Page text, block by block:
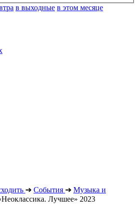
в выходные в этом месяце
➔ События ➔ Музыка и
Лучшее» 2023